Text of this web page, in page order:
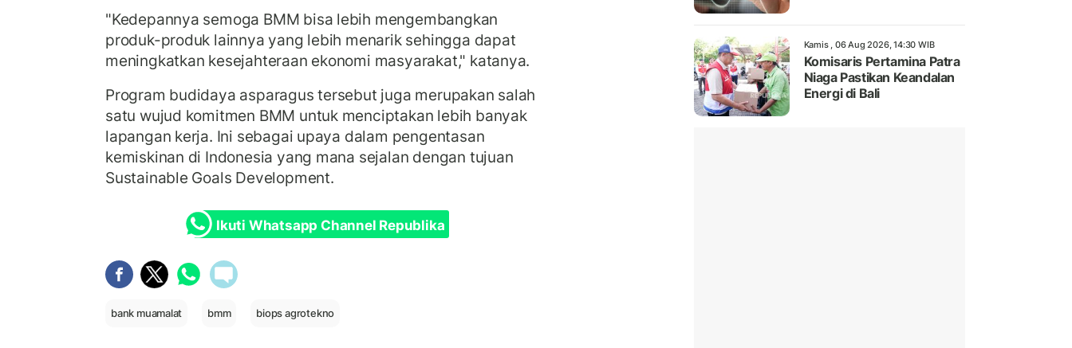
"Kedepannya semoga BMM bisa lebih mengembangkan
produk-produk lainnya yang lebih menarik sehingga dapat
meningkatkan kesejahteraan ekonomi masyarakat," katanya.
Program budidaya asparagus tersebut juga merupakan salah
satu wujud komitmen BMM untuk menciptakan lebih banyak
lapangan kerja. Ini sebagai upaya dalam pengentasan
kemiskinan di Indonesia yang mana sejalan dengan tujuan
Sustainable Goals Development.
Ikuti Whatsapp Channel Republika
bank muamalat bmm biops agrotekno
Kamis , 06 Aug 2026, 14:30 WIB
Komisaris Pertamina Patra
Niaga Pastikan Keandalan
Energi di Bali